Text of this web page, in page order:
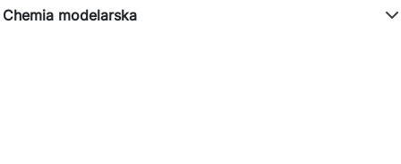
Chemia modelarska